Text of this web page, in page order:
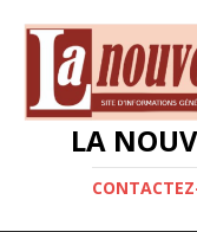
LA